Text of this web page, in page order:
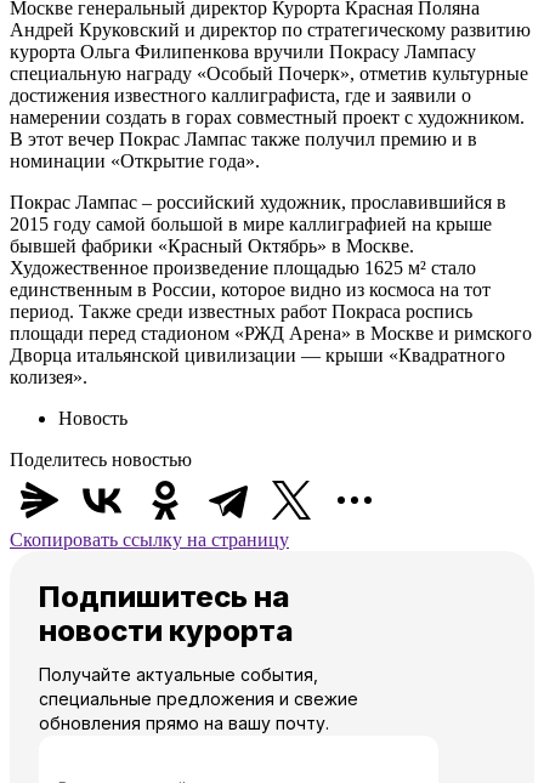
Москве генеральный директор Курорта Красная Поляна
Андрей Круковский и директор по стратегическому развитию
курорта Ольга Филипенкова вручили Покрасу Лампасу
специальную награду «Особый Почерк», отметив культурные
достижения известного каллиграфиста, где и заявили о
намерении создать в горах совместный проект с художником.
В этот вечер Покрас Лампас также получил премию и в
номинации «Открытие года».
Покрас Лампас – российский художник, прославившийся в
2015 году самой большой в мире каллиграфией на крыше
бывшей фабрики «Красный Октябрь» в Москве.
Художественное произведение площадью 1625 м² стало
единственным в России, которое видно из космоса на тот
период. Также среди известных работ Покраса роспись
площади перед стадионом «РЖД Арена» в Москве и римского
Дворца итальянской цивилизации — крыши «Квадратного
колизея».
Новость
Поделитесь новостью
Скопировать ссылку на страницу
Подпишитесь на
новости курорта
Получайте актуальные события,
специальные предложения и свежие
обновления прямо на вашу почту.